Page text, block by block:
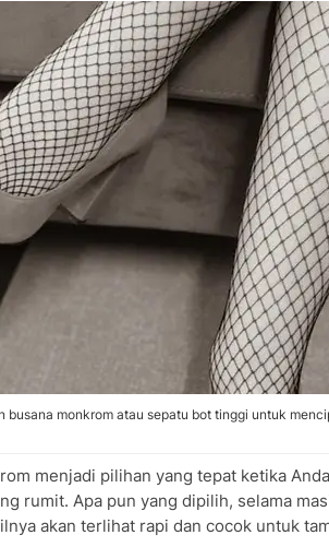
busana monkrom atau sepatu bot tinggi untuk
menjadi pilihan yang tepat ketika
rumit. Apa pun yang dipilih, selama
akan terlihat rapi dan cocok untuk